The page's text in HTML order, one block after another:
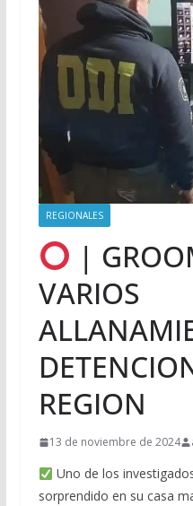
REGIONALES
|
VARIOS
REGION
13 de noviembre de 2024
Uno de los
sorprendido en su casa